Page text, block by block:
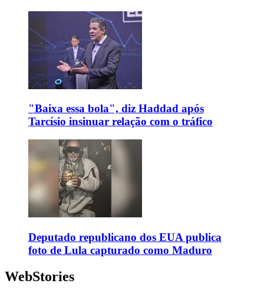
"Baixa essa bola", diz Haddad após
Tarcísio insinuar relação com o tráfico
Deputado republicano dos EUA publica
foto de Lula capturado como Maduro
WebStories